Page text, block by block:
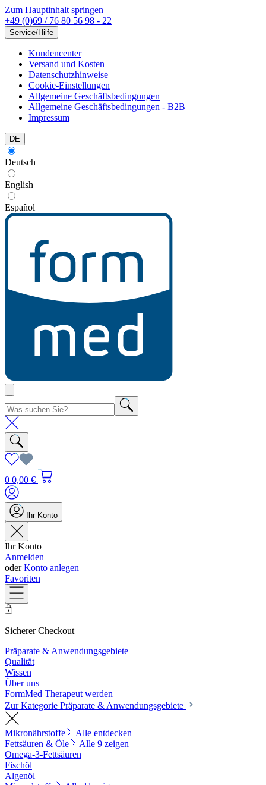
Zum Hauptinhalt springen
+49 (0)69 / 76 80 56 98 - 22
Service/Hilfe
Kundencenter
Versand und Kosten
Datenschutzhinweise
Cookie-Einstellungen
Allgemeine Geschäftsbedingungen
Allgemeine Geschäftsbedingungen - B2B
Impressum
DE
Deutsch
English
Español
0 0,00 €
Ihr Konto
Ihr Konto
Anmelden
oderKonto anlegen
Favoriten
Sicherer Checkout
Präparate & Anwendungsgebiete
Qualität
Wissen
Über uns
FormMed Therapeut werden
Zur Kategorie Präparate & Anwendungsgebiete
Mikronährstoffe
Alle entdecken
Fettsäuren & Öle
Alle 9 zeigen
Omega-3-Fettsäuren
Fischöl
Algenöl